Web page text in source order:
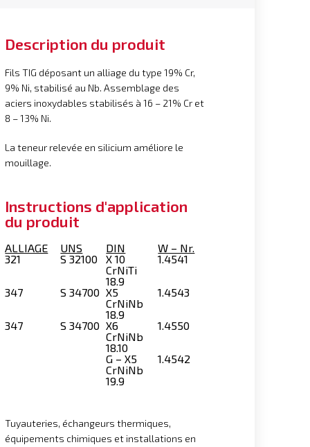
Description du produit
Fils TIG déposant un alliage du type 19% Cr,
9% Ni, stabilisé au Nb. Assemblage des
aciers inoxydables stabilisés à 16 – 21% Cr et
8 – 13% Ni.
La teneur relevée en silicium améliore le
mouillage.
Instructions d'application
du produit
ALLIAGE UNS DIN
W – Nr.
321
S 32100
X 10
CrNiTi
18.9
1.4541
347 S 34700 X5
CrNiNb
18.9
1.4543
347 S 34700 X6
CrNiNb
18.10
1.4550
G – X5
CrNiNb
19.9
1.4542
Tuyauteries, échangeurs thermiques,
équipements chimiques et installations en